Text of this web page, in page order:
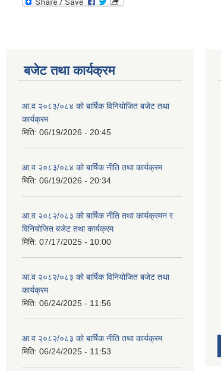
बजेट तथा कार्यक्रम
आ.व २०८३/०८४ को बार्षिक विनियोजित बजेट तथा
कार्यक्रम
मिति: 06/19/2026 - 20:45
आ.व २०८३/०८४ को बार्षिक नीति तथा कार्यक्रम
मिति: 06/19/2026 - 20:34
आ.व २०८२/०८३ को बार्षिक नीति तथा कार्यक्रमन र
विनियोजित बजेट तथा कार्यक्रम
मिति: 07/17/2025 - 10:00
आ.व २०८२/०८३ को बार्षिक विनियोजित बजेट तथा
कार्यक्रम
मिति: 06/24/2025 - 11:56
आ.व २०८२/०८३ को बार्षिक नीति तथा कार्यक्रम
मिति: 06/24/2025 - 11:53